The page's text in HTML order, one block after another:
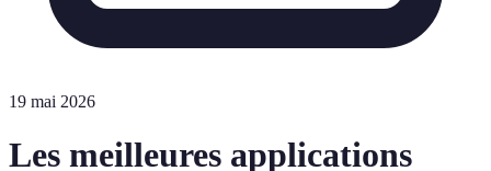
19 mai 2026
Les meilleures applications